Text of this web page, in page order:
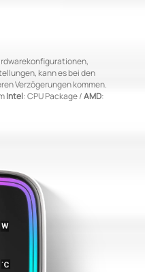
kann es bei den
Verzögerungen kommen.
Intel: CPU Package /AMD: